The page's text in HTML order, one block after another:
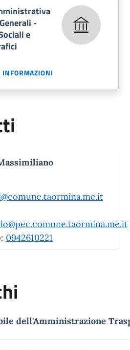
-
e
INFORMAZIONI
0942610221
dell'Amministrazione